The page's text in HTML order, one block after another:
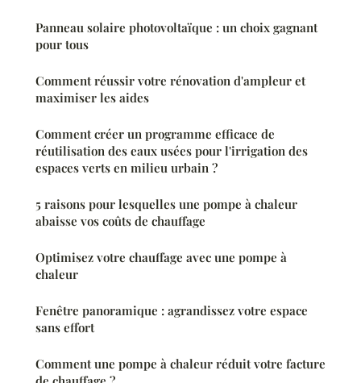
Panneau solaire photovoltaïque : un choix gagnant
pour tous
Comment réussir votre rénovation d'ampleur et
maximiser les aides
Comment créer un programme efficace de
réutilisation des eaux usées pour l'irrigation des
espaces verts en milieu urbain ?
5 raisons pour lesquelles une pompe à chaleur
abaisse vos coûts de chauffage
Optimisez votre chauffage avec une pompe à
chaleur
Fenêtre panoramique : agrandissez votre espace
sans effort
Comment une pompe à chaleur réduit votre facture